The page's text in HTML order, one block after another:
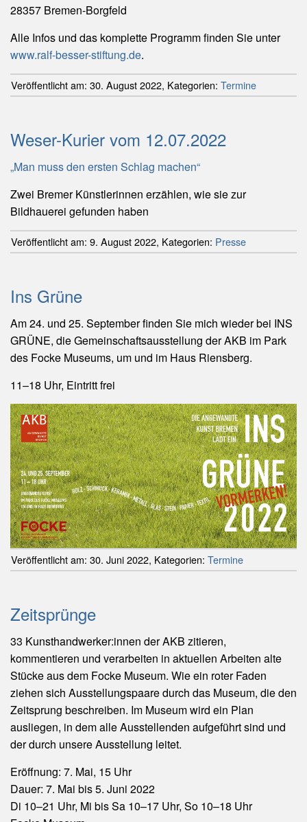
28357 Bremen-Borgfeld
Alle Infos und das komplette Programm finden Sie unter
www.ralf-besser-stiftung.de.
Veröffentlicht am: 30. August 2022, Kategorien: Termine
Weser-Kurier vom 12.07.2022
„Man muss den ersten Schlag machen“
Zwei Bremer Künstlerinnen erzählen, wie sie zur
Bildhauerei gefunden haben
Veröffentlicht am: 9. August 2022, Kategorien: Presse
Ins Grüne
Am 24. und 25. September finden Sie mich wieder bei INS
GRÜNE, die Gemeinschaftsausstellung der AKB im Park
des Focke Museums, um und im Haus Riensberg.
11–18 Uhr, Eintritt frei
Veröffentlicht am: 30. Juni 2022, Kategorien: Termine
Zeitsprünge
33 Kunsthandwerker:innen der AKB zitieren,
kommentieren und verarbeiten in aktuellen Arbeiten alte
Stücke aus dem Focke Museum. Wie ein roter Faden
ziehen sich Ausstellungspaare durch das Museum, die den
Zeitsprung beschreiben. Im Museum wird ein Plan
ausliegen, in dem alle Ausstellenden aufgeführt sind und
der durch unsere Ausstellung leitet.
Eröffnung: 7. Mai, 15 Uhr
Dauer: 7. Mai bis 5. Juni 2022
Di 10–21 Uhr, Mi bis Sa 10–17 Uhr, So 10–18 Uhr